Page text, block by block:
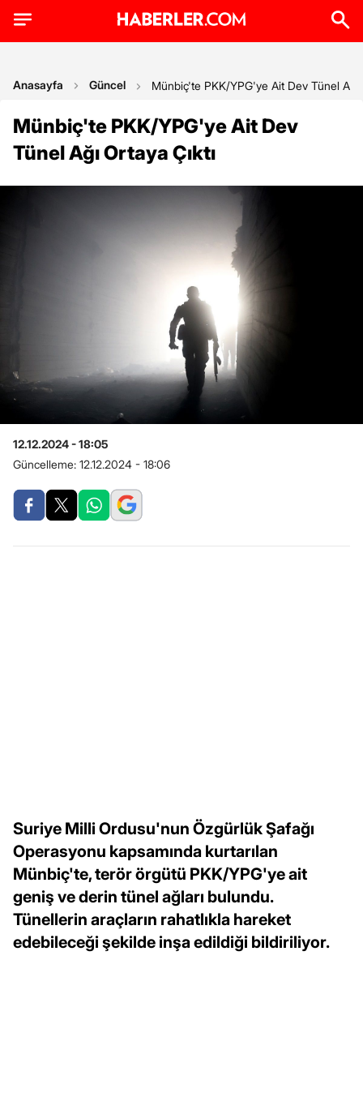
Anasayfa Güncel Münbiç'te PKK/YPG'ye Ait Dev Tünel Ağı
Münbiç'te PKK/YPG'ye Ait Dev
Tünel Ağı Ortaya Çıktı
12.12.2024 - 18:05
Güncelleme: 12.12.2024 - 18:06
Suriye Milli Ordusu'nun Özgürlük Şafağı
Operasyonu kapsamında kurtarılan
Münbiç'te, terör örgütü PKK/YPG'ye ait
geniş ve derin tünel ağları bulundu.
Tünellerin araçların rahatlıkla hareket
edebileceği şekilde inşa edildiği bildiriliyor.